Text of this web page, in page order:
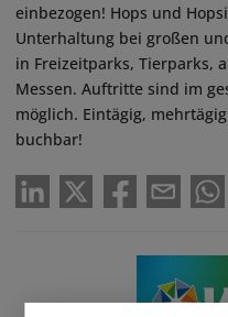
einbezogen! Hops und
Unterhaltung bei großen
in Freizeitparks, Tierparks,
Messen. Auftritte sind im
möglich. Eintägig,
buchbar!